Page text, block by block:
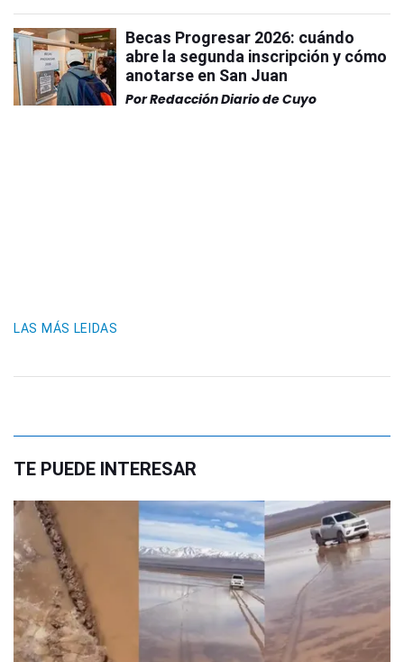
Becas Progresar 2026: cuándo
abre la segunda inscripción y cómo
anotarse en San Juan
PorRedacción Diario de Cuyo
LAS MÁS LEIDAS
TE PUEDE INTERESAR